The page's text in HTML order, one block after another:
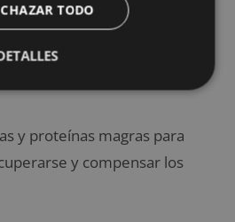
ricos en
y proteínas magras para
y compensar los
TODO